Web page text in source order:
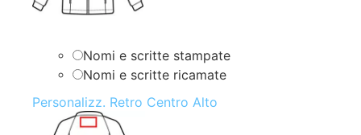
Nomi e scritte stampate
Nomi e scritte ricamate
Personalizz. Retro Centro Alto